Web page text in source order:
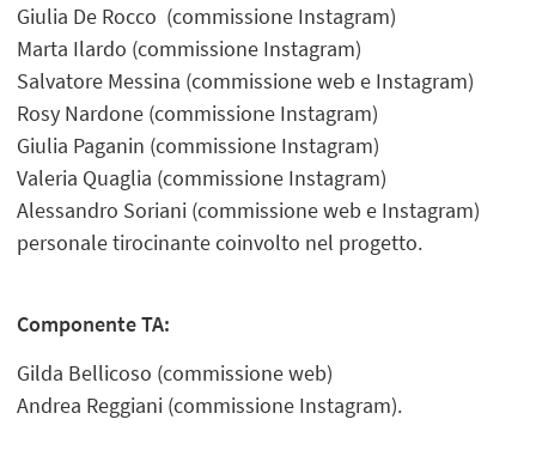
Giulia De Rocco (commissione Instagram)
Marta Ilardo (commissione Instagram)
Salvatore Messina (commissione web e Instagram)
Rosy Nardone (commissione Instagram)
Giulia Paganin (commissione Instagram)
Valeria Quaglia (commissione Instagram)
Alessandro Soriani (commissione web e Instagram)
personale tirocinante coinvolto nel progetto.
Componente TA:
Gilda Bellicoso (commissione web)
Andrea Reggiani (commissione Instagram).